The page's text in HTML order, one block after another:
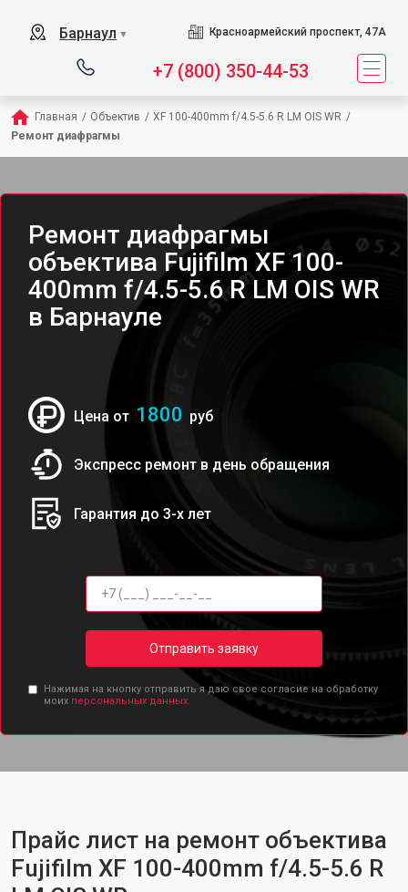
Барнаул ▼ Красноармейский проспект, 47А
+7 (800) 350-44-53
Главная / Объектив / XF 100-400mm f/4.5-5.6 R LM OIS WR /
Ремонт диафрагмы
Ремонт диафрагмы
объектива Fujifilm XF 100-
400mm f/4.5-5.6 R LM OIS WR
в Барнауле
Цена от 1800 руб
Экспресс ремонт в день обращения
Гарантия до 3-х лет
Отправить заявку
Нажимая на кнопку отправить я даю свое согласие на обработку
моих персональных данных.
Прайс лист на ремонт объектива
Fujifilm XF 100-400mm f/4.5-5.6 R